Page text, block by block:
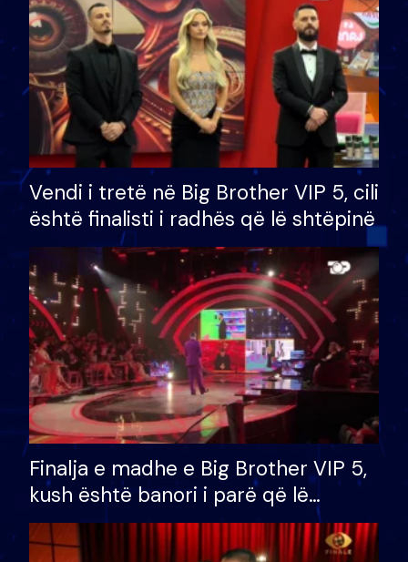
Vendi i tretë në Big Brother VIP 5, cili
është finalisti i radhës që lë shtëpinë
Finalja e madhe e Big Brother VIP 5,
kush është banori i parë që lë
shtëpinë dhe humb mundësinë për
të fituar çmimin e madh